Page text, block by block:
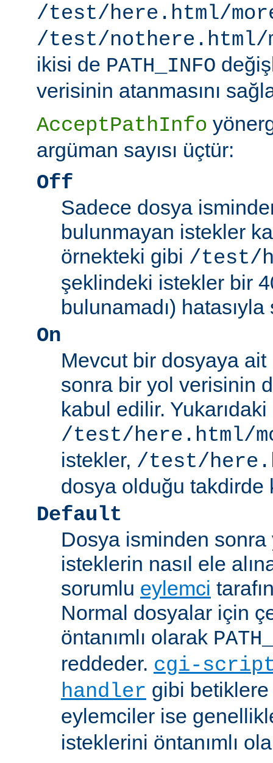
/test/here.html/
/test/nothere.html/
ikisi de PATH_INFO
verisinin atanmasını
AcceptPathInfo
argüman sayısı üçtür:
Off
Sadece dosya
bulunmayan istekler
örnekteki gibi /test/
şeklindeki istekler bir
bulunamadı) hatasıyla
On
Mevcut bir dosyaya
sonra bir yol verisinin
kabul edilir.
/test/here.html/
istekler, /test/
dosya olduğu takdirde
Default
Dosya isminden
isteklerin nasıl ele
sorumlu eylemci
Normal dosyalar için
öntanımlı olarak
reddeder. cgi-
handler gibi
eylemciler ise
isteklerini öntanımlı